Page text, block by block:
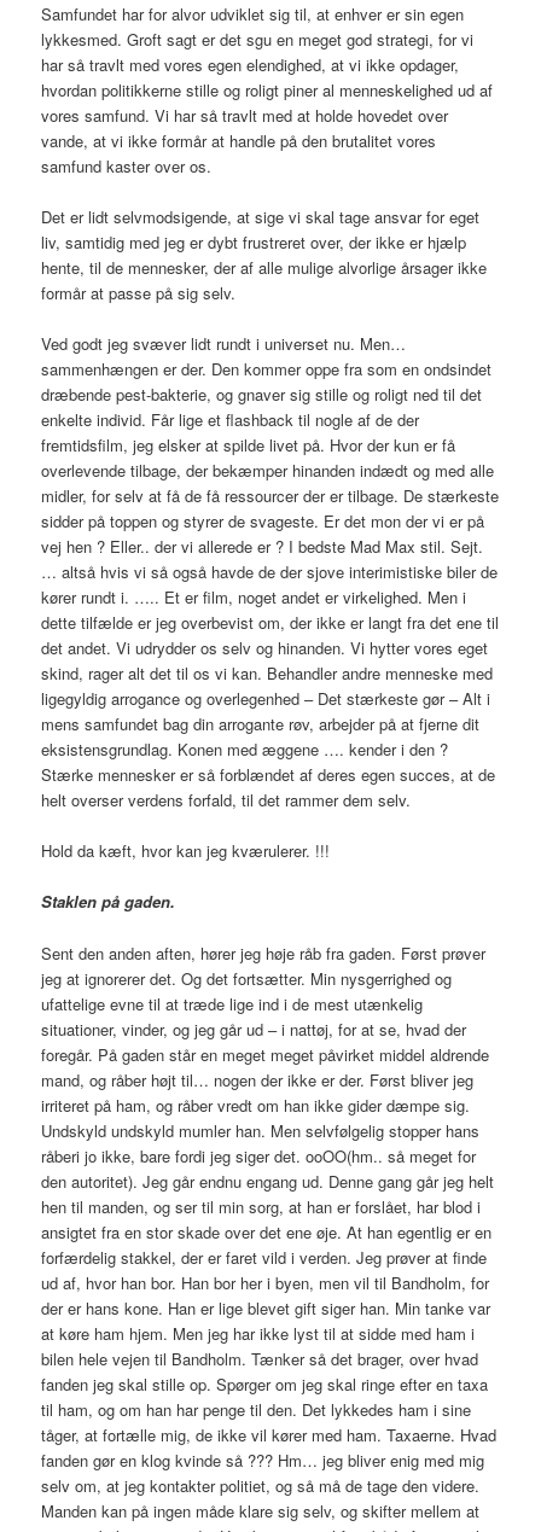
Samfundet har for alvor udviklet sig til, at enhver er sin egen
lykkesmed. Groft sagt er det sgu en meget god strategi, for vi
har så travlt med vores egen elendighed, at vi ikke opdager,
hvordan politikkerne stille og roligt piner al menneskelighed ud af
vores samfund. Vi har så travlt med at holde hovedet over
vande, at vi ikke formår at handle på den brutalitet vores
samfund kaster over os.
Det er lidt selvmodsigende, at sige vi skal tage ansvar for eget
liv, samtidig med jeg er dybt frustreret over, der ikke er hjælp
hente, til de mennesker, der af alle mulige alvorlige årsager ikke
formår at passe på sig selv.
Ved godt jeg svæver lidt rundt i universet nu. Men…
sammenhængen er der. Den kommer oppe fra som en ondsindet
dræbende pest-bakterie, og gnaver sig stille og roligt ned til det
enkelte individ. Får lige et flashback til nogle af de der
fremtidsfilm, jeg elsker at spilde livet på. Hvor der kun er få
overlevende tilbage, der bekæmper hinanden indædt og med alle
midler, for selv at få de få ressourcer der er tilbage. De stærkeste
sidder på toppen og styrer de svageste. Er det mon der vi er på
vej hen ? Eller.. der vi allerede er ? I bedste Mad Max stil. Sejt.
… altså hvis vi så også havde de der sjove interimistiske biler de
kører rundt i. ….. Et er film, noget andet er virkelighed. Men i
dette tilfælde er jeg overbevist om, der ikke er langt fra det ene til
det andet. Vi udrydder os selv og hinanden. Vi hytter vores eget
skind, rager alt det til os vi kan. Behandler andre menneske med
ligegyldig arrogance og overlegenhed – Det stærkeste gør – Alt i
mens samfundet bag din arrogante røv, arbejder på at fjerne dit
eksistensgrundlag. Konen med æggene …. kender i den ?
Stærke mennesker er så forblændet af deres egen succes, at de
helt overser verdens forfald, til det rammer dem selv.
Hold da kæft, hvor kan jeg kværulerer. !!!
Staklen på gaden.
Sent den anden aften, hører jeg høje råb fra gaden. Først prøver
jeg at ignorerer det. Og det fortsætter. Min nysgerrighed og
ufattelige evne til at træde lige ind i de mest utænkelig
situationer, vinder, og jeg går ud – i nattøj, for at se, hvad der
foregår. På gaden står en meget meget påvirket middel aldrende
mand, og råber højt til… nogen der ikke er der. Først bliver jeg
irriteret på ham, og råber vredt om han ikke gider dæmpe sig.
Undskyld undskyld mumler han. Men selvfølgelig stopper hans
råberi jo ikke, bare fordi jeg siger det. ooOO(hm.. så meget for
den autoritet). Jeg går endnu engang ud. Denne gang går jeg helt
hen til manden, og ser til min sorg, at han er forslået, har blod i
ansigtet fra en stor skade over det ene øje. At han egentlig er en
forfærdelig stakkel, der er faret vild i verden. Jeg prøver at finde
ud af, hvor han bor. Han bor her i byen, men vil til Bandholm, for
der er hans kone. Han er lige blevet gift siger han. Min tanke var
at køre ham hjem. Men jeg har ikke lyst til at sidde med ham i
bilen hele vejen til Bandholm. Tænker så det brager, over hvad
fanden jeg skal stille op. Spørger om jeg skal ringe efter en taxa
til ham, og om han har penge til den. Det lykkedes ham i sine
tåger, at fortælle mig, de ikke vil kører med ham. Taxaerne. Hvad
fanden gør en klog kvinde så ??? Hm… jeg bliver enig med mig
selv om, at jeg kontakter politiet, og så må de tage den videre.
Manden kan på ingen måde klare sig selv, og skifter mellem at